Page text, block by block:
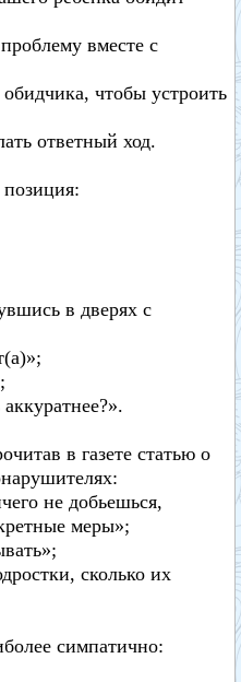
вместе с
чтобы устроить
ответный ход.
в дверях с
в газете статью о
не добьешься,
меры»;
сколько их
симпатично: